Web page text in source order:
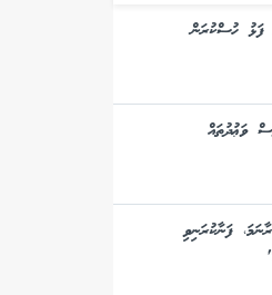
ފަޅު ހުސްކުރަން
ވަޢުދުތައް
ފަނާކުރަނިވި